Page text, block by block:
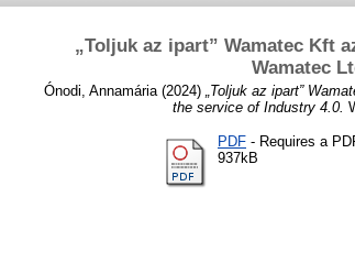
„Toljuk az ipart” Wamatec Kft
Wamatec
Ónodi, Annamária (2024) „Toljuk az ipart”
the service of Industry 4.0.
PDF - Requires a
937kB